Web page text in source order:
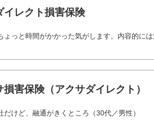
イレクト損害保険
ょっと時間がかかった気がします。内容的に
損害保険（アクサダイレクト）
だけど、融通がきくところ（30代／男性）